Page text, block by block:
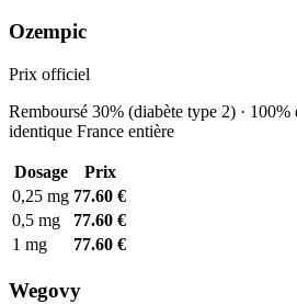
Ozempic
Prix officiel
Remboursé 30% (diabète type 2) ·
identique France entière
Dosage
Prix
0,25 mg 77.60 €
0,5 mg
77.60 €
1 mg
77.60 €
Wegovy